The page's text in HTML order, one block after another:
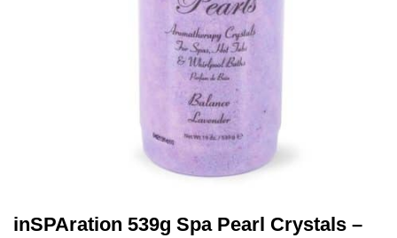
inSPAration 539g Spa Pearl Crystals –